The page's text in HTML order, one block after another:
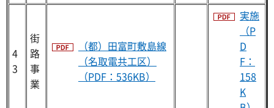
4
3
街
路
事
業
（都）田富町敷島線
（名取電共工区）
（PDF：536KB）
実施
（P
D
F：
158
K